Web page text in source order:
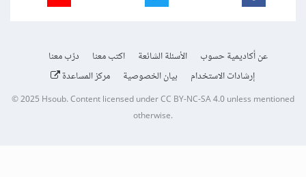
عن أكاديمية حسوب الأسئلة الشائعة اكتب معنا
درّب معنا
إرشادات الاستخدام
بيان الخصوصية مركز المساعدة
© 2025 Hsoub.Content licensed underCC BY-NC-SA 4.0unless mentioned
otherwise.